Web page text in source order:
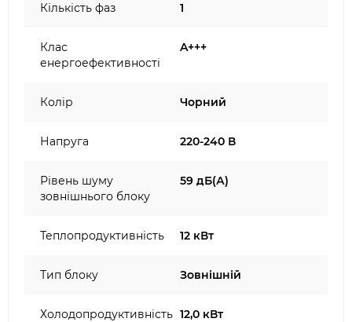
Кількість фаз 1
Клас
енергоефективності
A+++
Колір Чорний
Напруга 220-240 В
Рівень шуму
зовнішнього блоку
59 дБ(А)
Теплопродуктивність 12 кВт
Тип блоку Зовнішній
Холодопродуктивність 12,0 кВт